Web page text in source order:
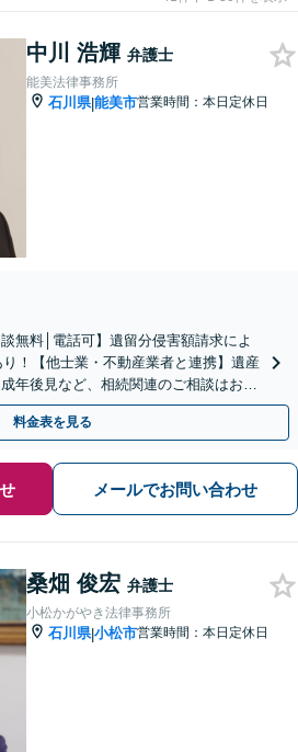
中川 浩輝 弁護士
能美法律事務所
石川県|能美市営業時間：本日定休日
無料│電話可】遺留分侵害額請求によ
！【他士業・不動産業者と連携】遺産
年後見など、相続関連のご相談はお任
可】【法テラス利用可】
料金表を見る
メールでお問い合わせ
桑畑 俊宏 弁護士
小松かがやき法律事務所
石川県|小松市営業時間：本日定休日